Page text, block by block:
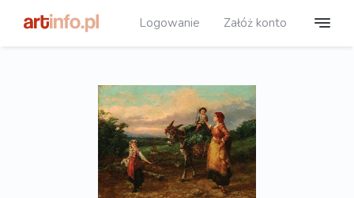
Logowanie Załóż konto